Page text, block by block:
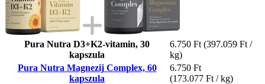
Pura Nutra D3+K2-vitamin, 30
kapszula
6.750 Ft (397.059 Ft /
kg)
Pura Nutra Magnezij Complex, 60
kapszula
6.750 Ft
(173.077 Ft / kg)